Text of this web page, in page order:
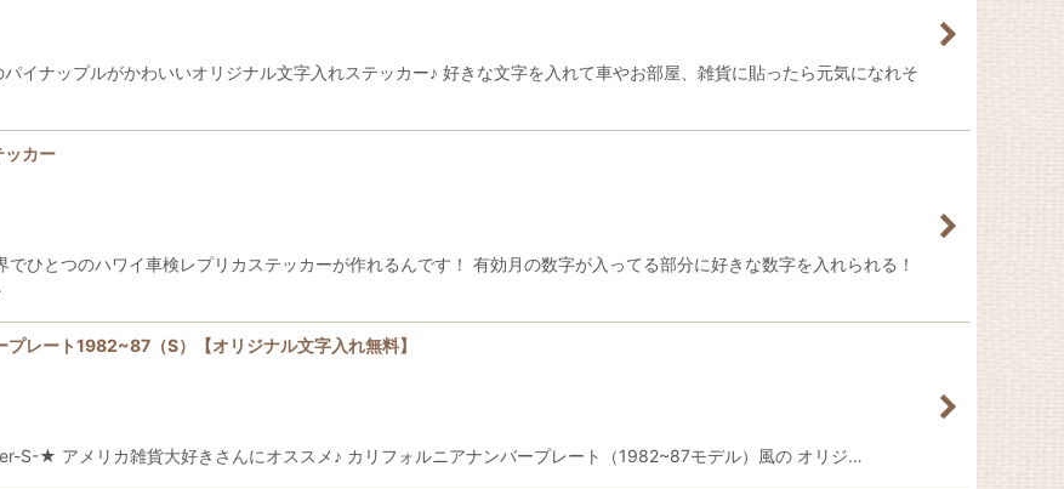
イナップルがかわいいオリジナル文字入れステッカー♪ 好きな文字を入れて車やお部屋、雑貨に貼ったら元気になれそ
ッカー
ひとつのハワイ車検レプリカステッカーが作れるんです！ 有効月の数字が入ってる部分に好きな数字を入れられる！
レート1982~87（S）【オリジナル文字入れ無料】
S-★ アメリカ雑貨大好きさんにオススメ♪ カリフォルニアナンバープレート（1982~87モデル）風の オリジ…